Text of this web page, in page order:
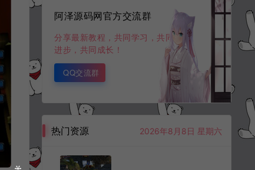
阿泽源码网官方交流群
分享最新教程，共同学习，共同
进步，共同成长！
QQ交流群
热门资源 2026年8月8日 星期六